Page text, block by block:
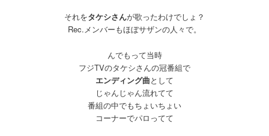
それをタケシさんが歌ったわけでしょ？
Rec.メンバーもほぼサザンの人々で。
んでもって当時
フジTVのタケシさんの冠番組で
エンディング曲として
じゃんじゃん流れてて
番組の中でもちょいちょい
コーナーでパロってて